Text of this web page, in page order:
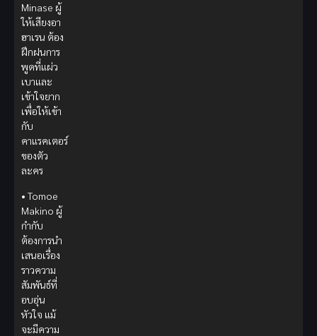
Minase ผู้
ให้เสียงอา
ฮาเรน ต้อง
ฝึกฝนการ
พูดที่แผ่ว
เบาและ
เข้าใจยาก
เพื่อให้เข้า
กับ
คาแรคเตอร์
ของตัว
ละคร
• Tomoe
Makino ผู้
กำกับ
ต้องการนำ
เสนอเรื่อง
ราวความ
สัมพันธ์ที่
อบอุ่น
หัวใจ แม้
จะมีความ